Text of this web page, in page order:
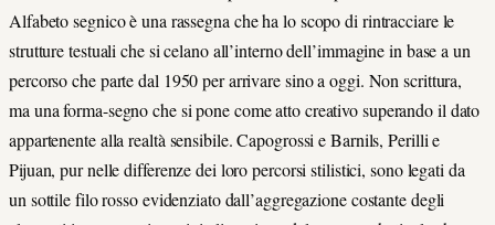
Alfabeto segnico è una rassegna che ha lo scopo di rintracciare le
strutture testuali che si celano all’interno dell’immagine in base a un
percorso che parte dal 1950 per arrivare sino a oggi. Non scrittura,
ma una forma-segno che si pone come atto creativo superando il dato
appartenente alla realtà sensibile. Capogrossi e Barnils, Perilli e
Pijuan, pur nelle differenze dei loro percorsi stilistici, sono legati da
un sottile filo rosso evidenziato dall’aggregazione costante degli